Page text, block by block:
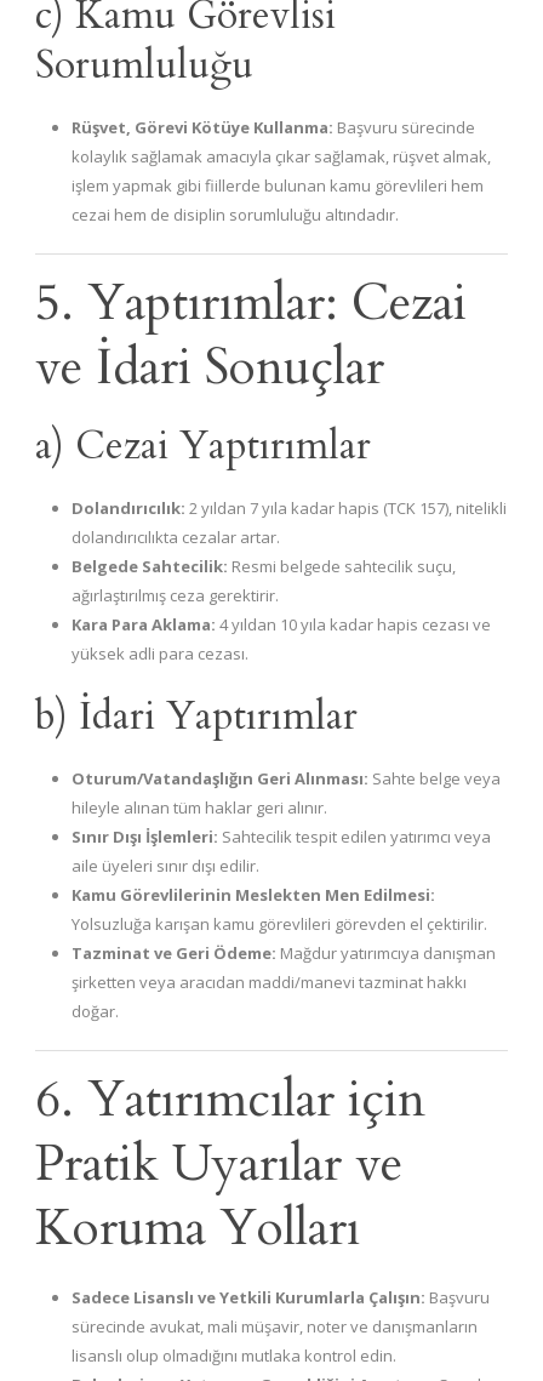
c) Kamu Görevlisi
Sorumluluğu
Rüşvet, Görevi Kötüye Kullanma: Başvuru sürecinde
kolaylık sağlamak amacıyla çıkar sağlamak, rüşvet almak,
işlem yapmak gibi fiillerde bulunan kamu görevlileri hem
cezai hem de disiplin sorumluluğu altındadır.
5. Yaptırımlar: Cezai
ve İdari Sonuçlar
a) Cezai Yaptırımlar
Dolandırıcılık: 2 yıldan 7 yıla kadar hapis (TCK 157), nitelikli
dolandırıcılıkta cezalar artar.
Belgede Sahtecilik: Resmi belgede sahtecilik suçu,
ağırlaştırılmış ceza gerektirir.
Kara Para Aklama: 4 yıldan 10 yıla kadar hapis cezası ve
yüksek adli para cezası.
b) İdari Yaptırımlar
Oturum/Vatandaşlığın Geri Alınması: Sahte belge veya
hileyle alınan tüm haklar geri alınır.
Sınır Dışı İşlemleri: Sahtecilik tespit edilen yatırımcı veya
aile üyeleri sınır dışı edilir.
Kamu Görevlilerinin Meslekten Men Edilmesi:
Yolsuzluğa karışan kamu görevlileri görevden el çektirilir.
Tazminat ve Geri Ödeme: Mağdur yatırımcıya danışman
şirketten veya aracıdan maddi/manevi tazminat hakkı
doğar.
6. Yatırımcılar için
Pratik Uyarılar ve
Koruma Yolları
Sadece Lisanslı ve Yetkili Kurumlarla Çalışın: Başvuru
sürecinde avukat, mali müşavir, noter ve danışmanların
lisanslı olup olmadığını mutlaka kontrol edin.